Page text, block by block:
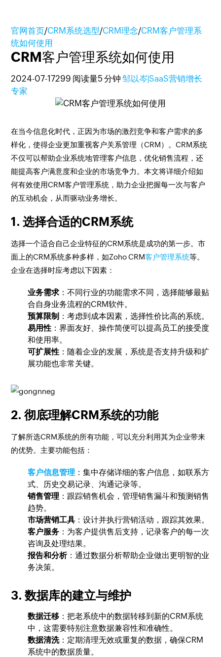
官网首页/CRM系统选型/CRM理念/CRM客户管理系
统如何使用
CRM客户管理系统如何使用
2024-07-17299 阅读量5 分钟 邹以岑|SaaS营销增长
专家
在当今信息化时代，正因为市场的激烈竞争和客户需求的多
样化，使得企业更加重视客户关系管理（CRM）。CRM系统
不仅可以帮助企业系统地管理客户信息，优化销售流程，还
能提高客户满意度和企业的市场竞争力。本文将详细介绍如
何有效使用CRM客户管理系统，助力企业把握每一次与客户
的互动机会，从而驱动业务增长。
1. 选择合适的CRM系统
选择一个适合自己企业特征的CRM系统是成功的第一步。市
面上的CRM系统多种多样，如Zoho CRM客户管理系统等。
企业在选择时应考虑以下因素：
业务需求：不同行业的功能需求不同，选择能够最贴
合自身业务流程的CRM软件。
预算限制 ：考虑到成本因素，选择性价比高的系统。
易用性 ：界面友好、操作简便可以提高员工的接受度
和使用率。
可扩展性 ：随着企业的发展，系统是否支持升级和扩
展功能也非常关键。
2. 彻底理解CRM系统的功能
了解所选CRM系统的所有功能，可以充分利用其为企业带来
的优势。主要功能包括：
客户信息管理 ：集中存储详细的客户信息，如联系方
式、历史交易记录、沟通记录等。
销售管理 ：跟踪销售机会，管理销售漏斗和预测销售
趋势。
市场营销工具 ：设计并执行营销活动，跟踪其效果。
客户服务 ：为客户提供售后支持，记录客户的每一次
咨询及处理结果。
报告和分析：通过数据分析帮助企业做出更明智的业
务决策。
3. 数据库的建立与维护
数据迁移 ：把老系统中的数据转移到新的CRM系统
中，这需要特别注意数据兼容性和准确性。
数据清洗：定期清理无效或重复的数据，确保CRM
系统中的数据质量。